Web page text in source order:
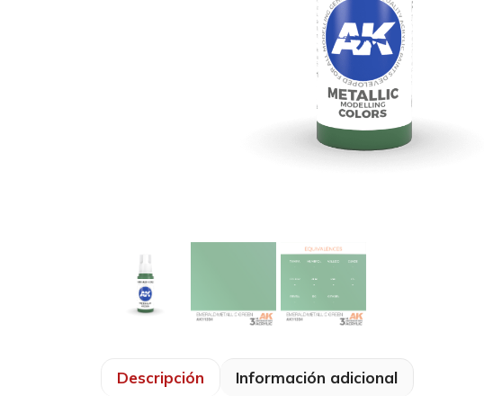
Descripción Información adicional